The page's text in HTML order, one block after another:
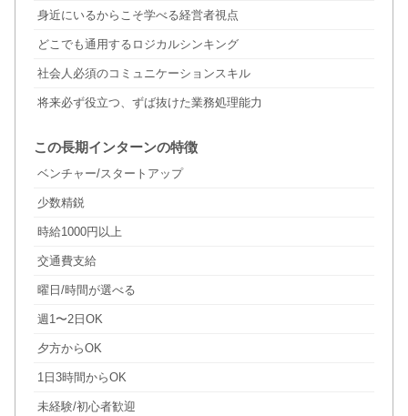
身近にいるからこそ学べる経営者視点
どこでも通用するロジカルシンキング
社会人必須のコミュニケーションスキル
将来必ず役立つ、ずば抜けた業務処理能力
この長期インターンの特徴
ベンチャー/スタートアップ
少数精鋭
時給1000円以上
交通費支給
曜日/時間が選べる
週1〜2日OK
夕方からOK
1日3時間からOK
未経験/初心者歓迎